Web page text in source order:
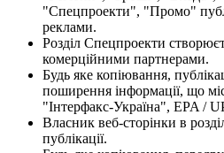
"Спецпроекти", "Промо"
реклами.
Розділ Спецпроекти
комерційними партнерами.
Будь яке копіювання,
поширення інформації, що
"Інтерфакс-Україна", EPA /
Власник веб-сторінки в
публікації.